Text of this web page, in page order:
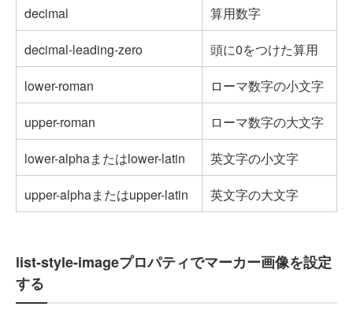
decimal
算用数字
decimal-leading-zero
頭に0をつけた算用
lower-roman
ローマ数字の小文字
upper-roman
ローマ数字の大文字
lower-alphaまたはlower-latin
英文字の小文字
upper-alphaまたはupper-latin
英文字の大文字
list-style-imageプロパティでマーカー画像を設定
する